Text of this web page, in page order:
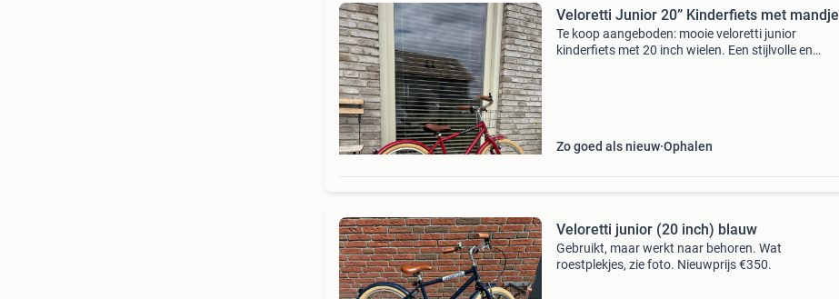
Veloretti Junior 20” Kinderfiets met mandje
Te koop aangeboden: mooie veloretti junior
kinderfiets met 20 inch wielen. Een stijlvolle en
Zo goed als nieuw Ophalen
Veloretti junior (20 inch) blauw
Gebruikt, maar werkt naar behoren. Wat
roestplekjes, zie foto. Nieuwprijs €350.